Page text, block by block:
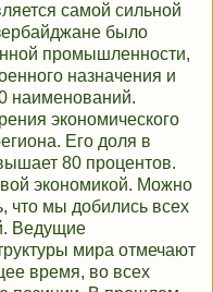
самой сильной
было
промышленности,
назначения и
наименований.
экономического
Его доля в
80 процентов.
экономикой. Можно
что мы добились всех
Ведущие
мира отмечают
время, во всех